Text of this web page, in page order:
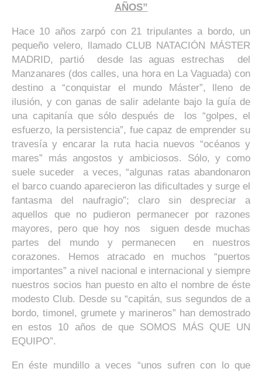
AÑOS”
Hace 10 años zarpó con 21 tripulantes a bordo, un
pequeño velero, llamado CLUB NATACIÓN MÁSTER
MADRID, partió desde las aguas estrechas del
Manzanares (dos calles, una hora en La Vaguada) con
destino a “conquistar el mundo Máster”, lleno de
ilusión, y con ganas de salir adelante bajo la guía de
una capitanía que sólo después de los “golpes, el
esfuerzo, la persistencia”, fue capaz de emprender su
travesía y encarar la ruta hacia nuevos “océanos y
mares” más angostos y ambiciosos. Sólo, y como
suele suceder a veces, “algunas ratas abandonaron
el barco cuando aparecieron las dificultades y surge el
fantasma del naufragio”; claro sin despreciar a
aquellos que no pudieron permanecer por razones
mayores, pero que hoy nos siguen desde muchas
partes del mundo y permanecen en nuestros
corazones. Hemos atracado en muchos “puertos
importantes” a nivel nacional e internacional y siempre
nuestros socios han puesto en alto el nombre de éste
modesto Club. Desde su “capitán, sus segundos de a
bordo, timonel, grumete y marineros” han demostrado
en estos 10 años de que SOMOS MÁS QUE UN
EQUIPO”.
En éste mundillo a veces “unos sufren con lo que